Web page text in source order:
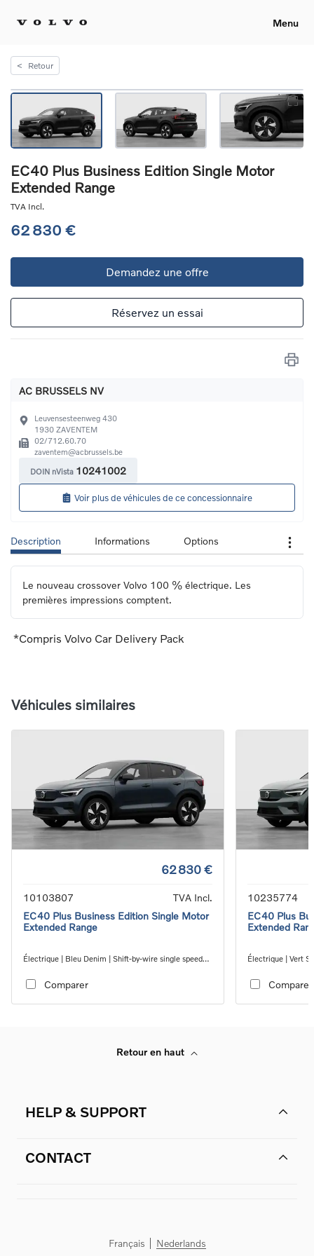
Menu
< Retour
EC40 Plus Business Edition Single Motor
Extended Range
TVA Incl.
62 830 €
Demandez une offre
Réservez un essai
AC BRUSSELS NV
Leuvensesteenweg 430
1930 ZAVENTEM
02/712.60.70
zaventem@acbrussels.be
DOIN nVista 10241002
Voir plus de véhicules de ce concessionnaire
Description Informations Options
Le nouveau crossover Volvo 100 % électrique. Les
premières impressions comptent.
*Compris Volvo Car Delivery Pack
Véhicules similaires
62 830 €
10103807
TVA Incl.
EC40 Plus Business Edition Single Motor
Extended Range
Électrique | Bleu Denim | Shift-by-wire single speed
Comparer
10235774
EC40 Plus
Extended
Électrique | Vert
Comparer
Retour en haut
HELP & SUPPORT
CONTACT
Français Nederlands